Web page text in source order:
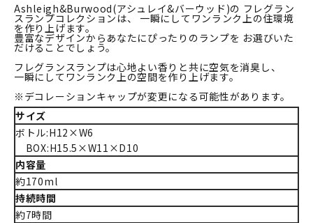
Ashleigh&Burwood(アシュレイ&バーウッド)の フレグラン
スランプコレクションは、 一瞬にしてワンランク上の住環境
を作り上げます。
豊富なデザインからあなたにぴったりのランプを お選びいた
だけることでしょう。
フレグランスランプは心地よい香りと共に空気を消臭し、
一瞬にしてワンランク上の空間を作り上げます。
※デコレーションキャップが変更になる可能性があります。
サイズ
ボトル:H12×W6
BOX:H15.5×W11×D10
内容量
約170ml
持続時間
約7時間